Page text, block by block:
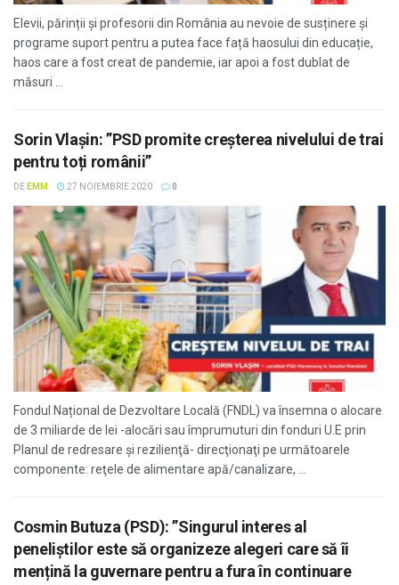
Elevii, părinții și profesorii din România au nevoie de susținere și
programe suport pentru a putea face față haosului din educație,
haos care a fost creat de pandemie, iar apoi a fost dublat de
măsuri ...
Sorin Vlașin: ”PSD promite creșterea nivelului de trai
pentru toți românii”
DE EMM 27 NOIEMBRIE 2020 0
Fondul Național de Dezvoltare Locală (FNDL) va însemna o alocare
de 3 miliarde de lei -alocări sau împrumuturi din fonduri U.E prin
Planul de redresare şi rezilienţă- direcţionaţi pe următoarele
componente: reţele de alimentare apă/canalizare, ...
Cosmin Butuza (PSD): ”Singurul interes al
peneliștilor este să organizeze alegeri care să îi
mențină la guvernare pentru a fura în continuare